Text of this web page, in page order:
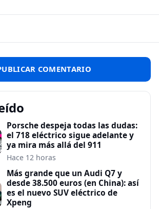
Porsche despeja todas las dudas:
el 718 eléctrico sigue adelante y
ya mira más allá del 911
Hace 12 horas
Más grande que un Audi Q7 y
desde 38.500 euros (en China): así
es el nuevo SUV eléctrico de
Xpeng